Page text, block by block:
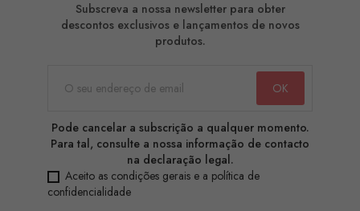
Subscreva a nossa newsletter para obter
descontos exclusivos e lançamentos de novos
produtos.
Pode cancelar a subscrição a qualquer momento.
Para tal, consulte a nossa informação de contacto
na declaração legal.
Aceito as condições gerais e a política de
confidencialidade